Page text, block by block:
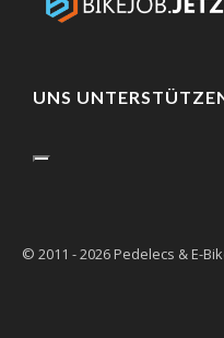
UNS
© 2011 - 2026 Pedelecs & E-